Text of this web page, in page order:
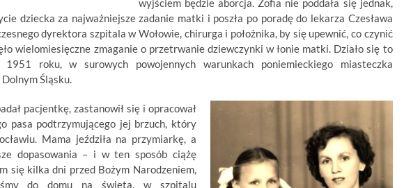
wyjściem będzie aborcja. Zofia nie poddała się jednak,
dziecka za najważniejsze zadanie matki i poszła po poradę do lekarza Czesława
dyrektora szpitala w Wołowie, chirurga i położnika, by się upewnić, co czynić
wielomiesięczne zmaganie o przetrwanie dziewczynki w łonie matki. Działo się to
roku, w surowych powojennych warunkach poniemieckiego miasteczka
Śląsku.
pacjentkę, zastanowił się i opracował
pasa podtrzymującego jej brzuch, który
Mama jeździła na przymiarkę, a
dopasowania – i w ten sposób ciążę
się kilka dni przed Bożym Narodzeniem,
do domu na święta, w szpitalu